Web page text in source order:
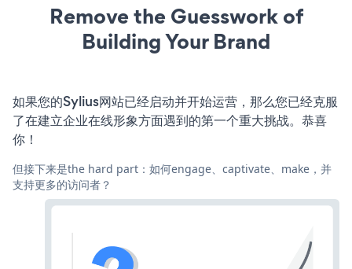
Remove the Guesswork of
Building Your Brand
如果您的Sylius网站已经启动并开始运营，那么您已经克服
了在建立企业在线形象方面遇到的第一个重大挑战。恭喜
你！
但接下来是the hard part：如何engage、captivate、make，并
支持更多的访问者？